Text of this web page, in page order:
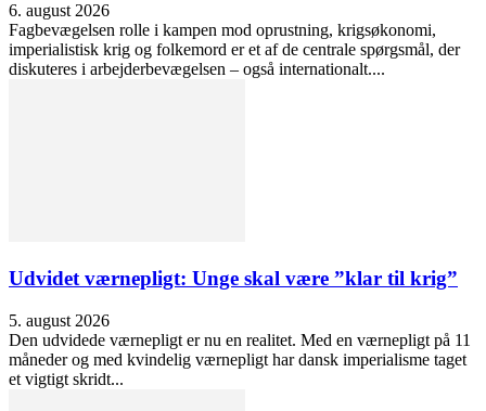
6. august 2026
Fagbevægelsen rolle i kampen mod oprustning, krigsøkonomi,
imperialistisk krig og folkemord er et af de centrale spørgsmål, der
diskuteres i arbejderbevægelsen – også internationalt....
Udvidet værnepligt: Unge skal være ”klar til krig”
5. august 2026
Den udvidede værnepligt er nu en realitet. Med en værnepligt på 11
måneder og med kvindelig værnepligt har dansk imperialisme taget
et vigtigt skridt...